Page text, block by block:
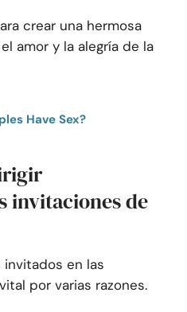
crear una hermosa
amor y la alegría de la
Have Sex?
invitaciones de
en las
por varias razones.